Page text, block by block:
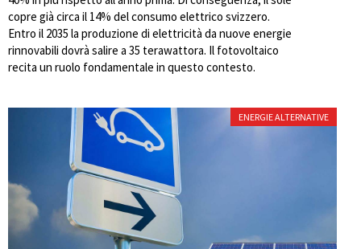
copre già circa il 14% del consumo elettrico svizzero.
Entro il 2035 la produzione di elettricità da nuove energie
rinnovabili dovrà salire a 35 terawattora. Il fotovoltaico
recita un ruolo fondamentale in questo contesto.
ENERGIE ALTERNATIVE